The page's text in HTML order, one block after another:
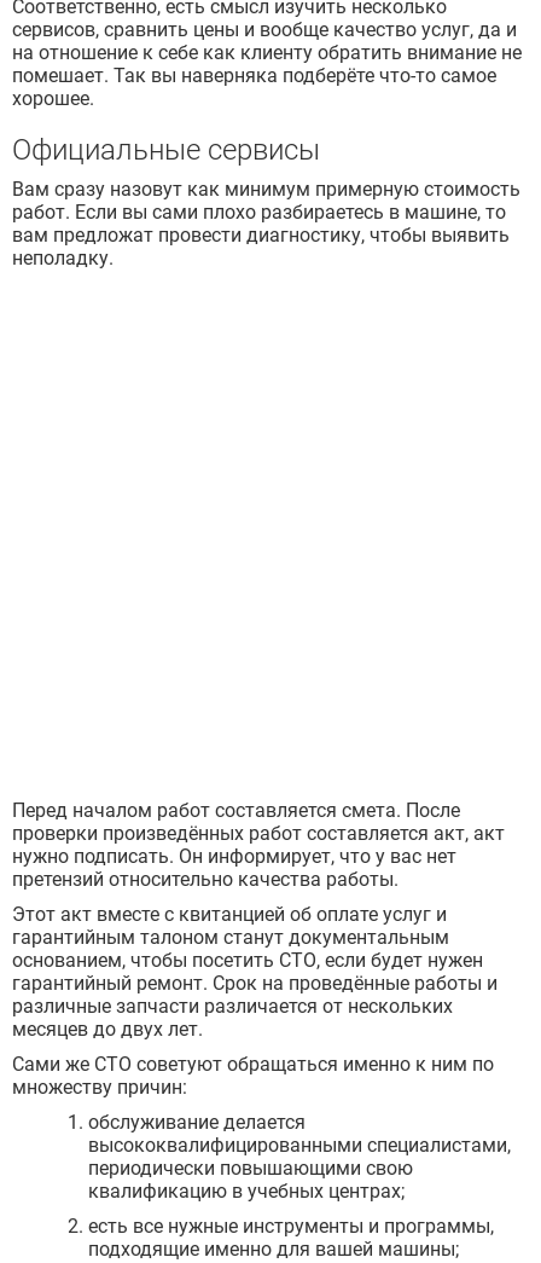
Соответственно, есть смысл изучить несколько
сервисов, сравнить цены и вообще качество услуг, да и
на отношение к себе как клиенту обратить внимание не
помешает. Так вы наверняка подберёте что-то самое
хорошее.
Официальные сервисы
Вам сразу назовут как минимум примерную стоимость
работ. Если вы сами плохо разбираетесь в машине, то
вам предложат провести диагностику, чтобы выявить
неполадку.
Перед началом работ составляется смета. После
проверки произведённых работ составляется акт, акт
нужно подписать. Он информирует, что у вас нет
претензий относительно качества работы.
Этот акт вместе с квитанцией об оплате услуг и
гарантийным талоном станут документальным
основанием, чтобы посетить СТО, если будет нужен
гарантийный ремонт. Срок на проведённые работы и
различные запчасти различается от нескольких
месяцев до двух лет.
Сами же СТО советуют обращаться именно к ним по
множеству причин:
обслуживание делается
высококвалифицированными специалистами,
периодически повышающими свою
квалификацию в учебных центрах;
есть все нужные инструменты и программы,
подходящие именно для вашей машины;